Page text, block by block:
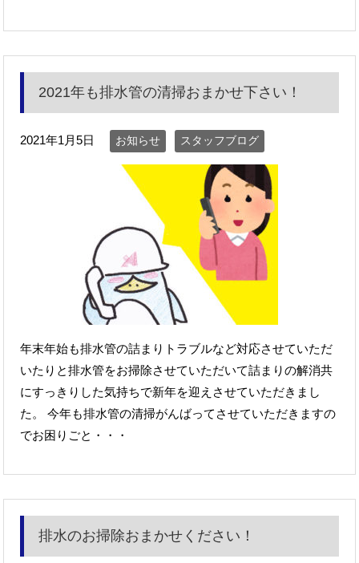
2021年も排水管の清掃おまかせ下さい！
2021年1月5日 お知らせ スタッフブログ
年末年始も排水管の詰まりトラブルなど対応させていただ
いたりと排水管をお掃除させていただいて詰まりの解消共
にすっきりした気持ちで新年を迎えさせていただきまし
た。 今年も排水管の清掃がんばってさせていただきますの
でお困りごと・・・
排水のお掃除おまかせください！